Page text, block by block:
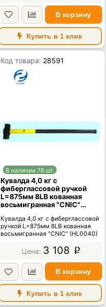
В корзину
Купить в 1 клик
Код товара: 28591
В наличии 78 шт.
Кувалда 4,0 кг с
фиберглассовой ручкой
L=875мм 8LB кованная
восьмигранная "CNIC"
Кувалда 4,0 кг с фиберглассовой
ручкой L=875мм 8LB кованная
восьмигранная "CNIC" (HL0040)
3 108 p
В корзину
Купить в 1 клик